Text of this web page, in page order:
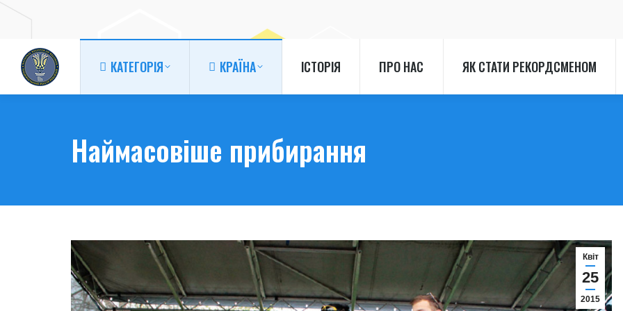
КАТЕГОРІЯ КРАЇНА ІСТОРІЯ ПРО НАС ЯК СТАТИ РЕКОРДСМЕНОМ
Наймасовіше прибирання
Квіт
25
2015